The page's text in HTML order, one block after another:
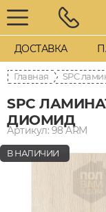
ДОСТАВКА
Главная SPC
SPC
ДИОМИД
Артикул: 98 ARM
В НАЛИЧИИ